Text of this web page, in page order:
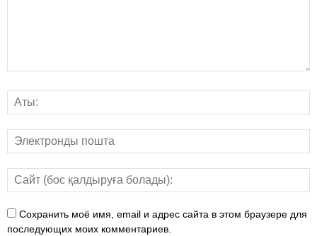
Сохранить моё имя, email и адрес сайта в этом браузере для
последующих моих комментариев.